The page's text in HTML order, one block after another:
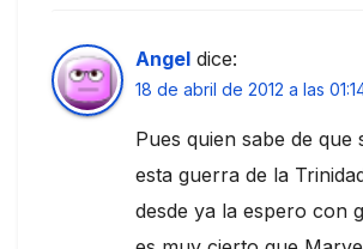
Angel dice:
18 de abril de 2012 a las
Pues quien sabe de que
esta guerra de la
desde ya la espero con